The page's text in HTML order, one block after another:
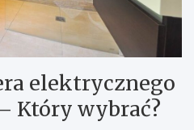
elektrycznego
Który wybrać?